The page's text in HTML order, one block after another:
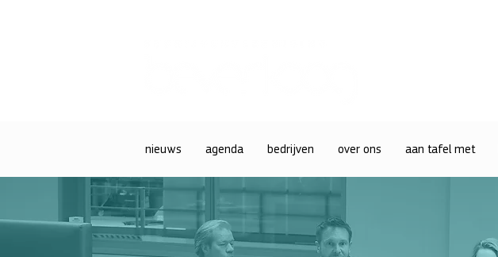
nieuws agenda bedrijven over ons aan tafel met